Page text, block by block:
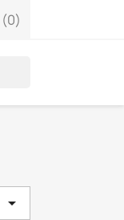
(0)
